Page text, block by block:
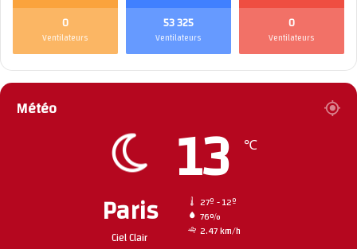
0
Ventilateurs
53 325
Ventilateurs
0
Ventilateurs
Météo
Paris
Ciel Clair
13 ℃
27º - 12º
76%
2.47 km/h